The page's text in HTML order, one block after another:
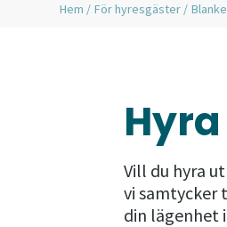
Hem / För hyresgäster /
Vill du hyra
vi samtycker
din lägenhet